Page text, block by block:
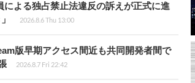
よる独占禁止法違反の訴えが正式に進
2026.8.6 Thu 13:00
版早期アクセス間近も共同開発者間で
2026.8.7 Fri 22:42